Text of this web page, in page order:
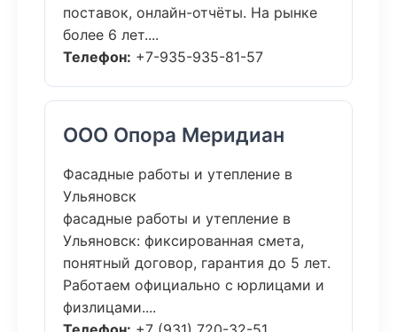
поставок, онлайн-отчёты. На рынке
более 6 лет....
Телефон: +7-935-935-81-57
ООО Опора Меридиан
Фасадные работы и утепление в
Ульяновск
фасадные работы и утепление в
Ульяновск: фиксированная смета,
понятный договор, гарантия до 5 лет.
Работаем официально с юрлицами и
физлицами....